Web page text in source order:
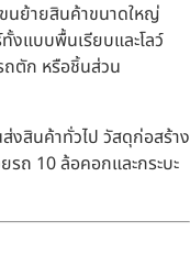
นย้ายสินค้าขนาดใหญ่
งแบบพื้นเรียบและโลว์
ตัก หรือชิ้นส่วน
งสินค้าทั่วไป วัสดุก่อสร้าง
รถ 10 ล้อคอกและกระบะ